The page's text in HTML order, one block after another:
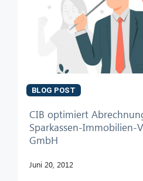
BLOG POST
CIB optimiert
Sparkassen-Immobilien-
GmbH
Juni 20, 2012